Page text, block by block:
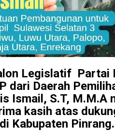
Legislatif Partai
dari Daerah
Ismail, S.T, M.M.A
kasih atas
Kabupaten Pinrang.